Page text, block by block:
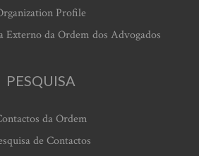
Profile
Externo da Ordem dos Advogados
PESQUISA
da Ordem
de Contactos